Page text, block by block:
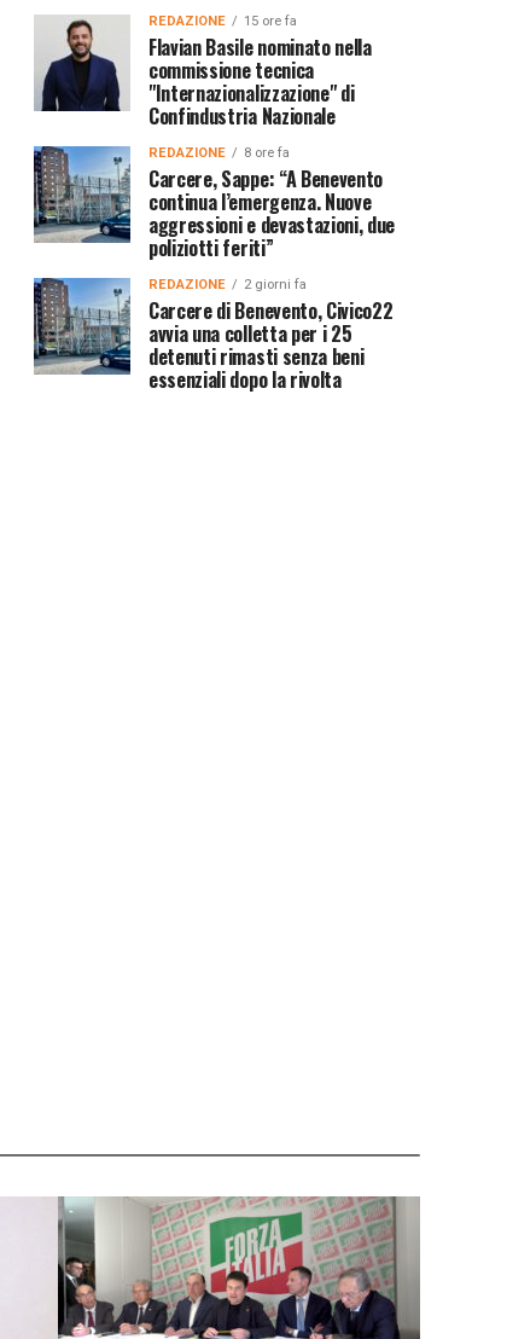
REDAZIONE 15 ore fa
Flavian Basile nominato nella
commissione tecnica
"Internazionalizzazione" di
Confindustria Nazionale
REDAZIONE 8 ore fa
Carcere, Sappe: “A Benevento
continua l’emergenza. Nuove
aggressioni e devastazioni, due
poliziotti feriti”
REDAZIONE 2 giorni fa
Carcere di Benevento, Civico22
avvia una colletta per i 25
detenuti rimasti senza beni
essenziali dopo la rivolta